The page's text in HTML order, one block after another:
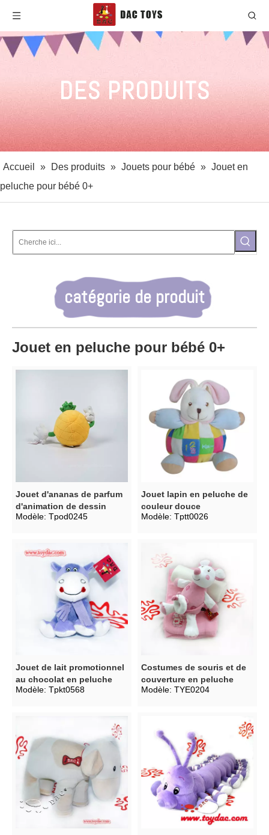
DES PRODUITS
Accueil » Des produits » Jouets pour bébé » Jouet en
peluche pour bébé 0+
catégorie de produit
Jouet en peluche pour bébé 0+
Jouet d'ananas de parfum
d'animation de dessin
animé en peluche
Modèle: Tpod0245
Jouet lapin en peluche de
couleur douce
Modèle: Tptt0026
Jouet de lait promotionnel
au chocolat en peluche
Modèle: Tpkt0568
Costumes de souris et de
couverture en peluche
pour bébé
Modèle: TYE0204